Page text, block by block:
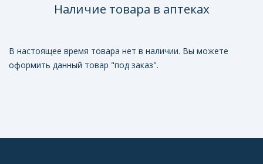
Наличие товара в аптеках
В настоящее время товара нет в наличии. Вы можете
оформить данный товар "под заказ".